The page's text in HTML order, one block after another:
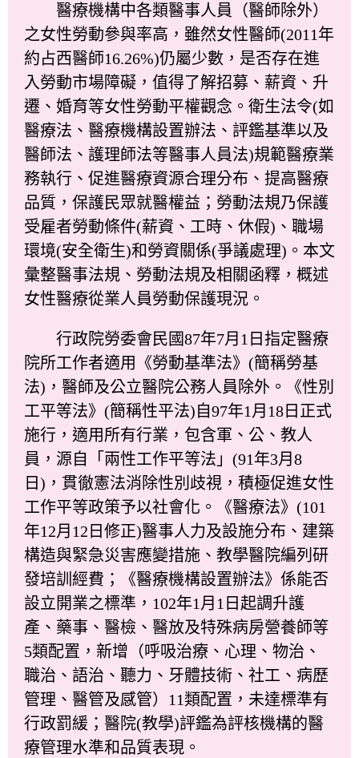
醫療機構中各類醫事人員（醫師除外）
之女性勞動參與率高，雖然女性醫師(2011年
約占西醫師16.26%)仍屬少數，是否存在進
入勞動市場障礙，值得了解招募、薪資、升
遷、婚育等女性勞動平權觀念。衛生法令(如
醫療法、醫療機構設置辦法、評鑑基準以及
醫師法、護理師法等醫事人員法)規範醫療業
務執行、促進醫療資源合理分布、提高醫療
品質，保護民眾就醫權益；勞動法規乃保護
受雇者勞動條件(薪資、工時、休假)、職場
環境(安全衛生)和勞資關係(爭議處理)。本文
彙整醫事法規、勞動法規及相關函釋，概述
女性醫療從業人員勞動保護現況。
行政院勞委會民國87年7月1日指定醫療
院所工作者適用《勞動基準法》(簡稱勞基
法)，醫師及公立醫院公務人員除外。《性別
工平等法》(簡稱性平法)自97年1月18日正式
施行，適用所有行業，包含軍、公、教人
員，源自「兩性工作平等法」(91年3月8
日)，貫徹憲法消除性別歧視，積極促進女性
工作平等政策予以社會化。《醫療法》(101
年12月12日修正)醫事人力及設施分布、建築
構造與緊急災害應變措施、教學醫院編列研
發培訓經費；《醫療機構設置辦法》係能否
設立開業之標準，102年1月1日起調升護
產、藥事、醫檢、醫放及特殊病房營養師等
5類配置，新增（呼吸治療、心理、物治、
職治、語治、聽力、牙體技術、社工、病歷
管理、醫管及感管）11類配置，未達標準有
行政罰緩；醫院(教學)評鑑為評核機構的醫
療管理水準和品質表現。